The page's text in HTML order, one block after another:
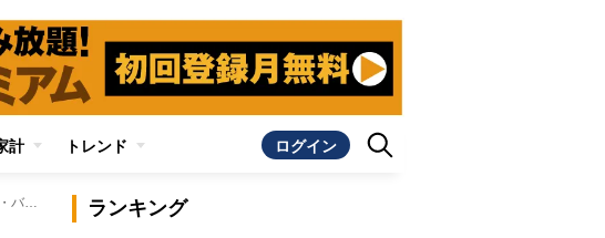
計 トレンド ログイン
《教育関係者に激震》「メガスタ」「一橋セイシン会」の大手家庭教師会社・バンザンが破産 訪問型からオンライン指導への事業転換に立ちはだかる“厳しい現実”とは ランキング